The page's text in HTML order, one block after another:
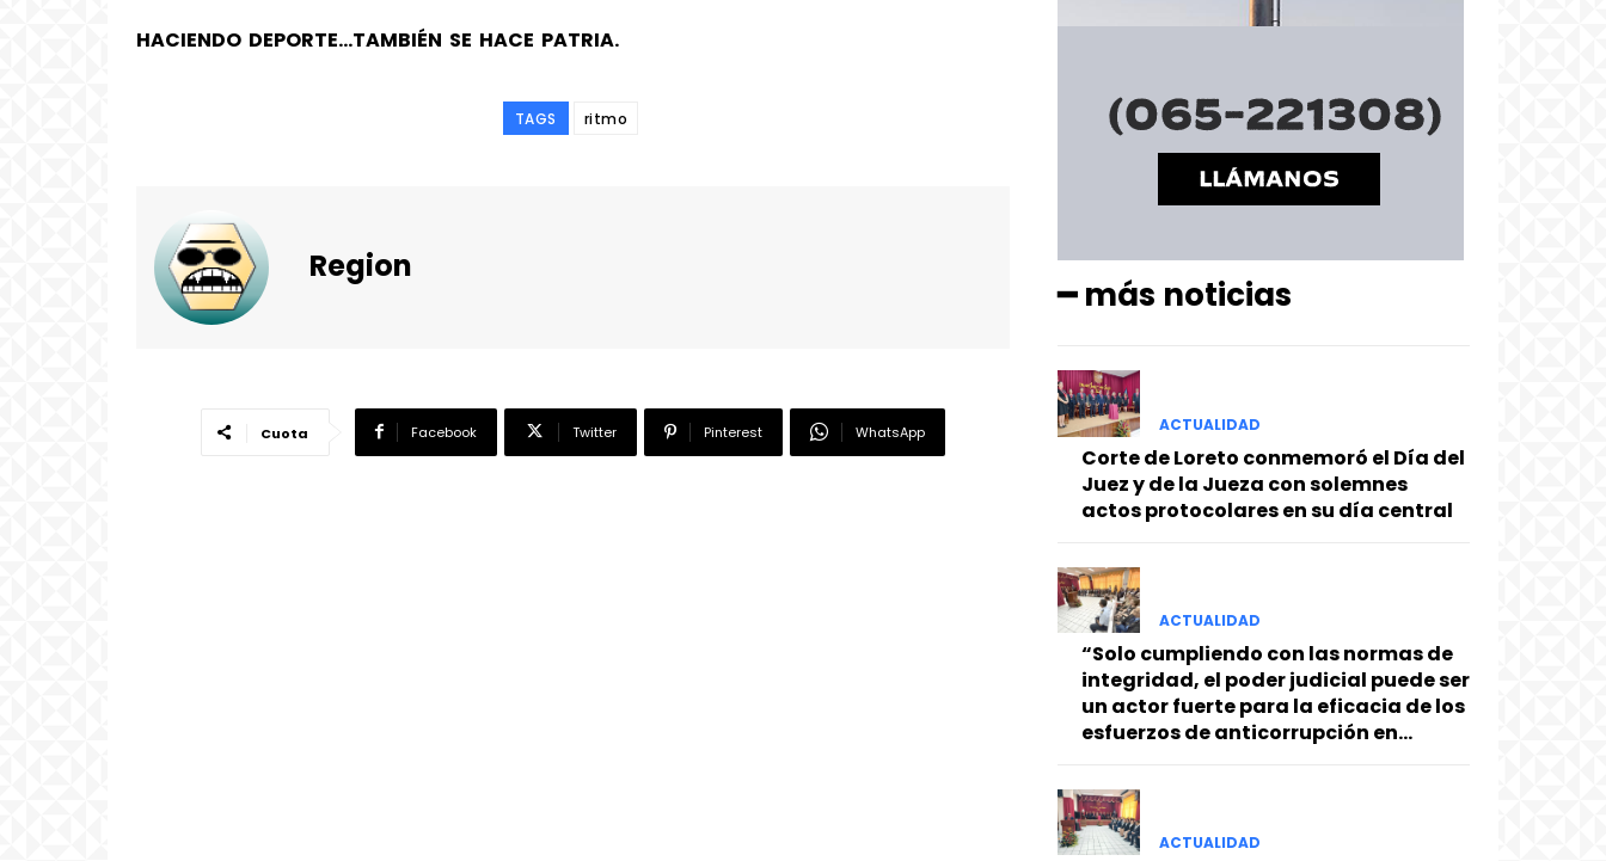
━ Planes
HACIENDO DEPORTE…TAMBIÉN SE HACE PATRIA.
TAGS ritmo
Region
Cuota Facebook Twitter Pinterest WhatsApp
━ más noticias
ACTUALIDAD
Corte de Loreto conmemoró el Día del
Juez y de la Jueza con solemnes
actos protocolares en su día central
ACTUALIDAD
“Solo cumpliendo con las normas de
integridad, el poder judicial puede ser
un actor fuerte para la eficacia de los
esfuerzos de anticorrupción en...
ACTUALIDAD